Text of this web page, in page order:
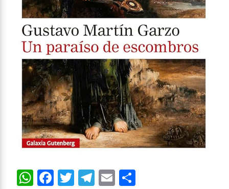
WhatsApp
Facebook
Twitter
Telegram
Email